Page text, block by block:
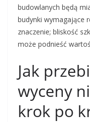
budowlanych będą
budynki wymagające
znaczenie; bliskość
może podnieść
Jak
wyceny
krok po